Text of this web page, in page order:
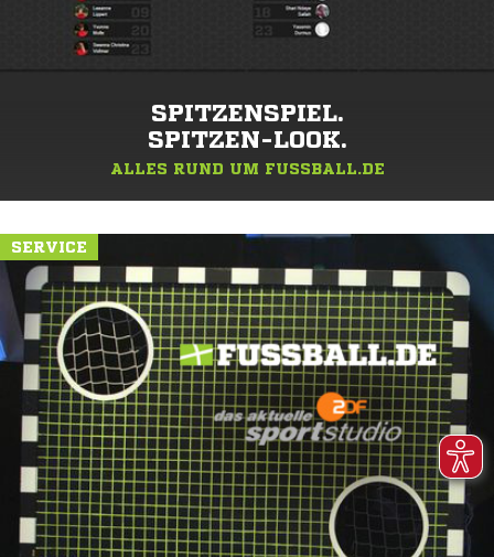
SPITZENSPIEL.
SPITZEN-LOOK.
ALLES RUND UM FUSSBALL.DE
SERVICE